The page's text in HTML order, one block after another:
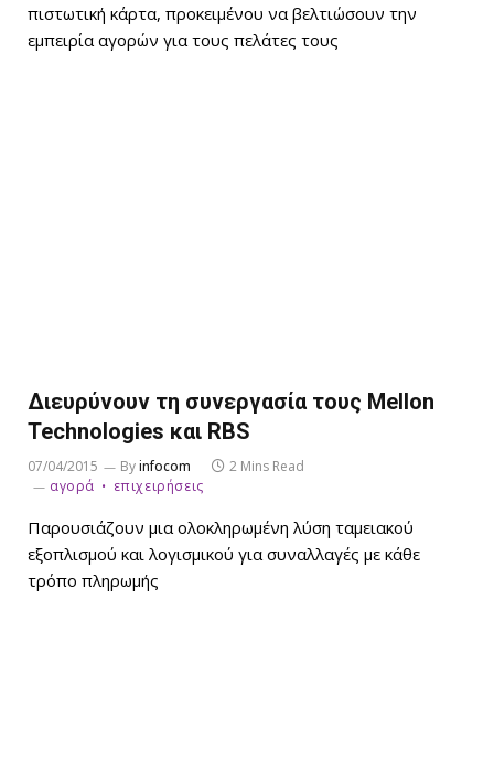
πιστωτική κάρτα, προκειμένου να βελτιώσουν την
εμπειρία αγορών για τους πελάτες τους
Διευρύνουν τη συνεργασία τους Mellon
Technologies και RBS
07/04/2015 Byinfocom
2 Mins Read
αγορά
επιχειρήσεις
Παρουσιάζουν μια ολοκληρωμένη λύση ταμειακού
εξοπλισμού και λογισμικού για συναλλαγές με κάθε
τρόπο πληρωμής